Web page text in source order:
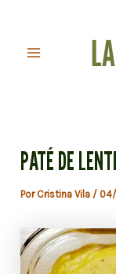
contenido
PATÉ DE
Por Cristina Vila / 04/